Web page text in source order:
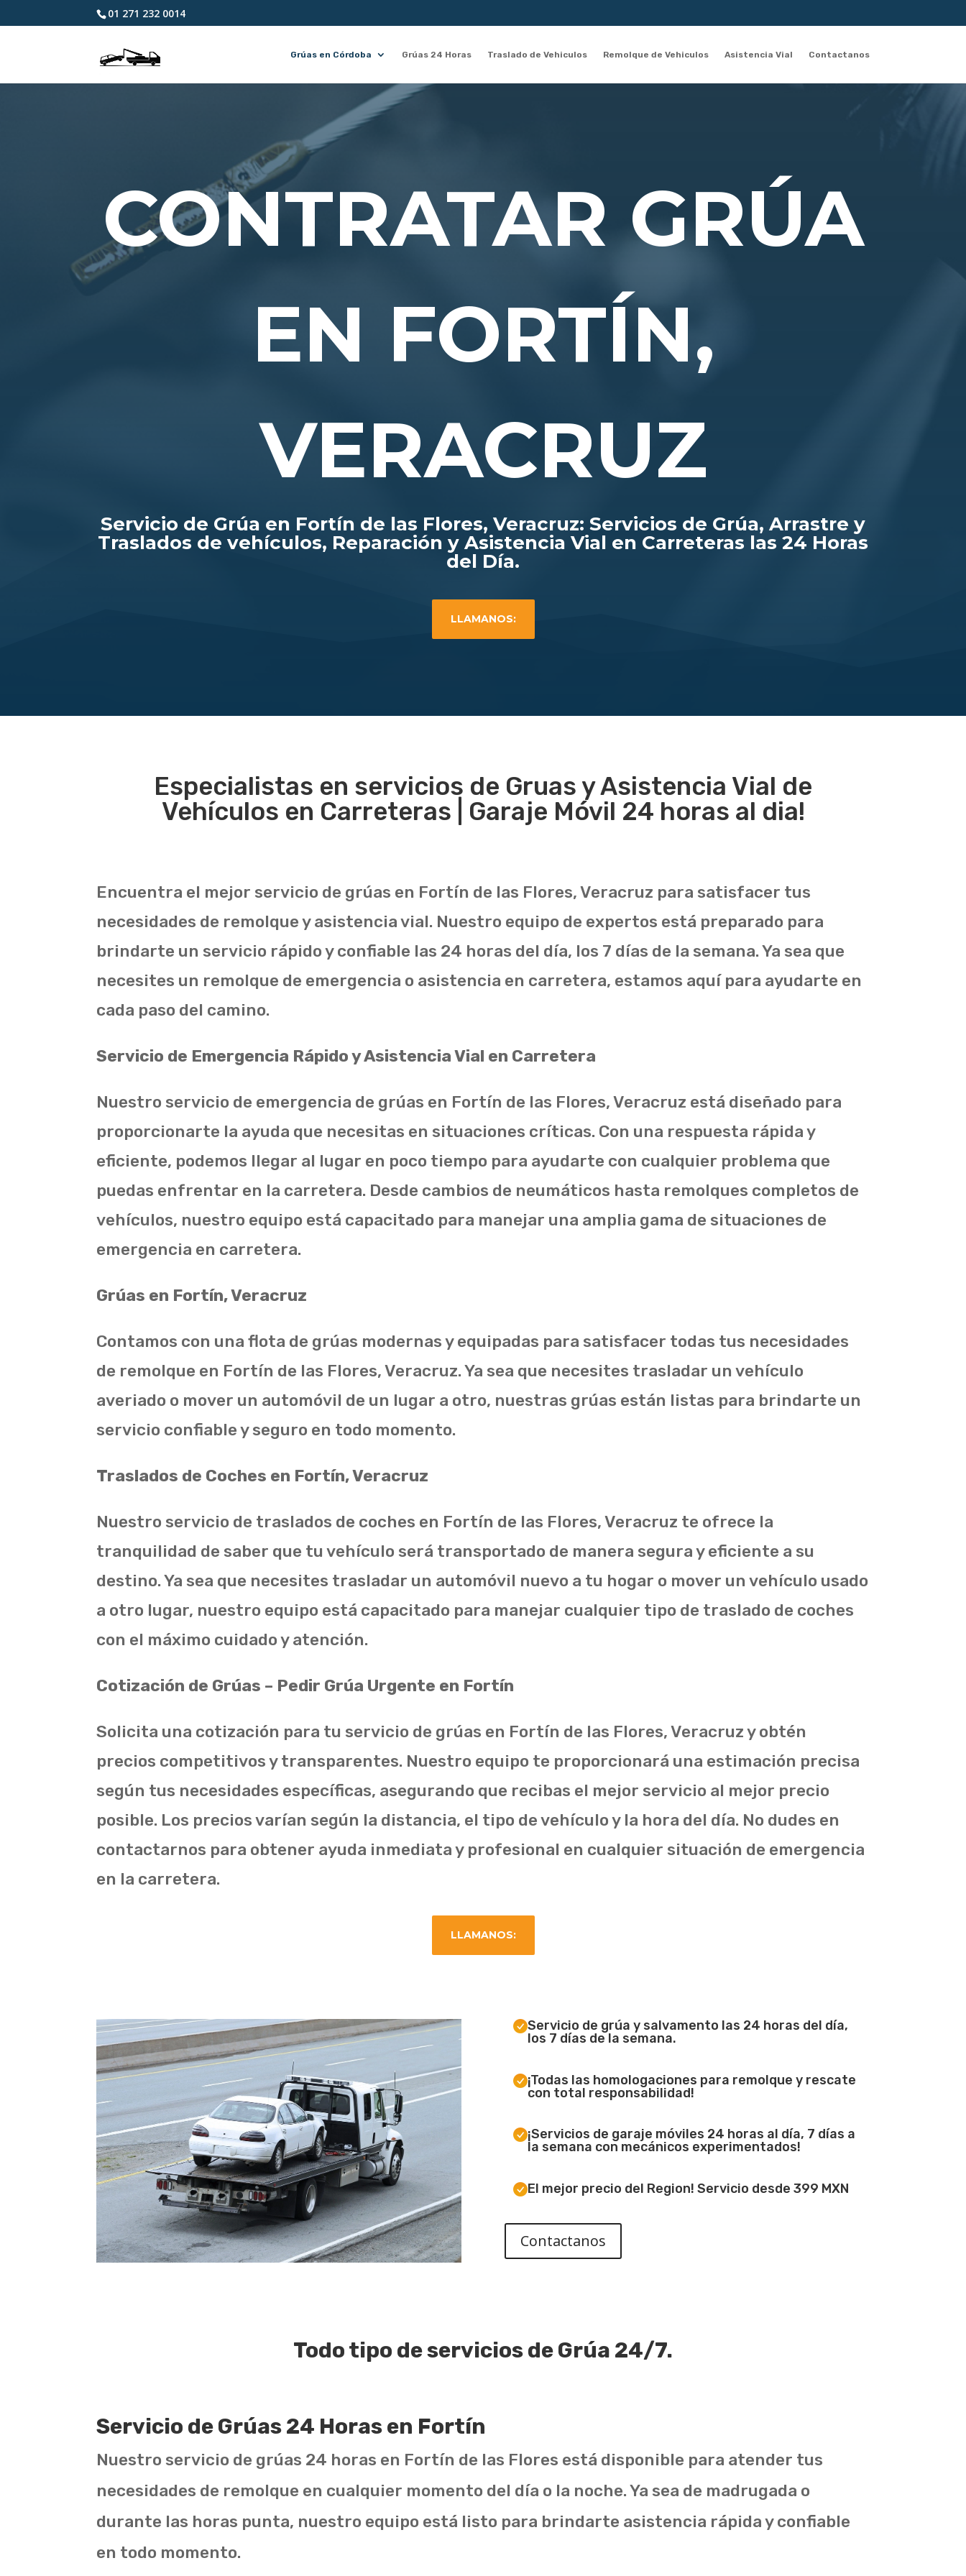
01 271 232 0014
Grúas en Córdoba Grúas 24 Horas Traslado de Vehiculos Remolque de Vehiculos Asistencia Vial Contactanos
CONTRATAR GRÚA
EN FORTÍN,
VERACRUZ
Servicio de Grúa en Fortín de las Flores, Veracruz: Servicios de Grúa, Arrastre y
Traslados de vehículos, Reparación y Asistencia Vial en Carreteras las 24 Horas
del Día.
LLAMANOS:
Especialistas en servicios de Gruas y Asistencia Vial de
Vehículos en Carreteras | Garaje Móvil 24 horas al dia!
Encuentra el mejor servicio de grúas en Fortín de las Flores, Veracruz para satisfacer tus
necesidades de remolque y asistencia vial. Nuestro equipo de expertos está preparado para
brindarte un servicio rápido y confiable las 24 horas del día, los 7 días de la semana. Ya sea que
necesites un remolque de emergencia o asistencia en carretera, estamos aquí para ayudarte en
cada paso del camino.
Servicio de Emergencia Rápido y Asistencia Vial en Carretera
Nuestro servicio de emergencia de grúas en Fortín de las Flores, Veracruz está diseñado para
proporcionarte la ayuda que necesitas en situaciones críticas. Con una respuesta rápida y
eficiente, podemos llegar al lugar en poco tiempo para ayudarte con cualquier problema que
puedas enfrentar en la carretera. Desde cambios de neumáticos hasta remolques completos de
vehículos, nuestro equipo está capacitado para manejar una amplia gama de situaciones de
emergencia en carretera.
Grúas en Fortín, Veracruz
Contamos con una flota de grúas modernas y equipadas para satisfacer todas tus necesidades
de remolque en Fortín de las Flores, Veracruz. Ya sea que necesites trasladar un vehículo
averiado o mover un automóvil de un lugar a otro, nuestras grúas están listas para brindarte un
servicio confiable y seguro en todo momento.
Traslados de Coches en Fortín, Veracruz
Nuestro servicio de traslados de coches en Fortín de las Flores, Veracruz te ofrece la
tranquilidad de saber que tu vehículo será transportado de manera segura y eficiente a su
destino. Ya sea que necesites trasladar un automóvil nuevo a tu hogar o mover un vehículo usado
a otro lugar, nuestro equipo está capacitado para manejar cualquier tipo de traslado de coches
con el máximo cuidado y atención.
Cotización de Grúas – Pedir Grúa Urgente en Fortín
Solicita una cotización para tu servicio de grúas en Fortín de las Flores, Veracruz y obtén
precios competitivos y transparentes. Nuestro equipo te proporcionará una estimación precisa
según tus necesidades específicas, asegurando que recibas el mejor servicio al mejor precio
posible. Los precios varían según la distancia, el tipo de vehículo y la hora del día. No dudes en
contactarnos para obtener ayuda inmediata y profesional en cualquier situación de emergencia
en la carretera.
LLAMANOS:
Servicio de grúa y salvamento las 24 horas del día,
los 7 días de la semana.
¡Todas las homologaciones para remolque y rescate
con total responsabilidad!
¡Servicios de garaje móviles 24 horas al día, 7 días a
la semana con mecánicos experimentados!
El mejor precio del Region! Servicio desde 399 MXN
Contactanos
Todo tipo de servicios de Grúa 24/7.
Servicio de Grúas 24 Horas en Fortín
Nuestro servicio de grúas 24 horas en Fortín de las Flores está disponible para atender tus
necesidades de remolque en cualquier momento del día o la noche. Ya sea de madrugada o
durante las horas punta, nuestro equipo está listo para brindarte asistencia rápida y confiable
en todo momento.